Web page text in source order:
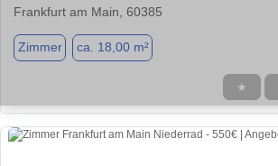
Frankfurt am Main, 60385
Zimmer ca. 18,00 m²
★